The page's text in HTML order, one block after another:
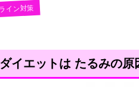
イン対策
イエットは たるみの原